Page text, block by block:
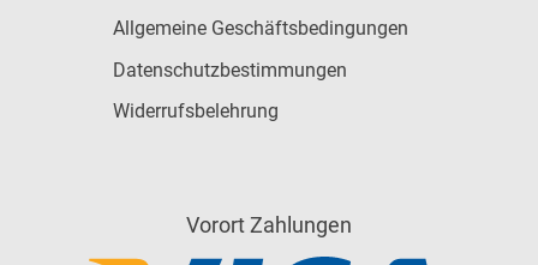
Allgemeine Geschäftsbedingungen
Datenschutzbestimmungen
Widerrufsbelehrung
Vorort Zahlungen